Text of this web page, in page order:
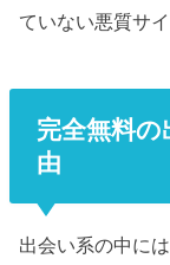
ていない悪質サ
完全無料
由
出会い系の中に